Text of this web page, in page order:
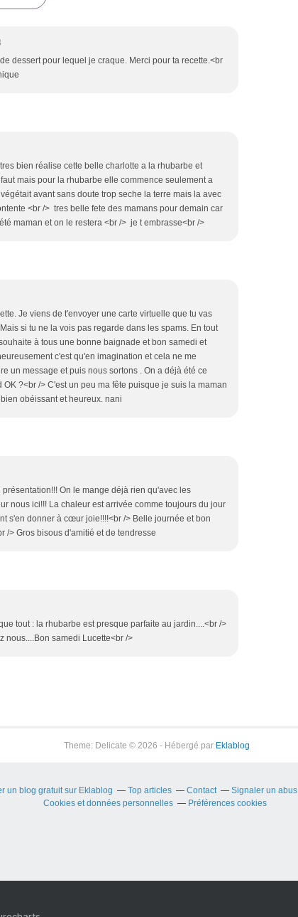
dessert pour lequel je craque. Merci pour ta recette.<br
bien réalise cette belle charlotte a la rhubarbe et
mais pour la rhubarbe elle commence seulement a
avant sans doute trop seche la terre mais la avec
<br /> tres belle fete des mamans pour demain car
maman et on le restera <br /> je t embrasse<br />
de t'envoyer une carte virtuelle que tu vas
si tu ne la vois pas regarde dans les spams. En tout
à tous une bonne baignade et bon samedi et
c'est qu'en imagination et cela ne me
un message et puis nous sortons . On a déjà été ce
?<br /> C'est un peu ma fête puisque je suis la maman
obéissant et heureux. nani
On le mange déjà rien qu'avec les
nous ici!!! La chaleur est arrivée comme toujours du jour
s'en donner à cœur joie!!!!<br /> Belle journée et bon
/> Gros bisous d'amitié et de tendresse
tout : la rhubarbe est presque parfaite au jardin....<br />
nous....Bon samedi Lucette<br />
Theme: Delicate © 2026 - Hébergé par Eklablog
un blog gratuit sur Eklablog Top articles Contact Signaler un abus
Cookies et données personnelles
Préférences cookies